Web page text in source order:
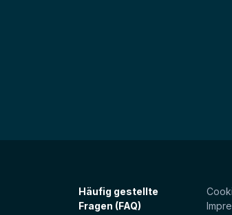
Häufig gestellte
Fragen (FAQ)